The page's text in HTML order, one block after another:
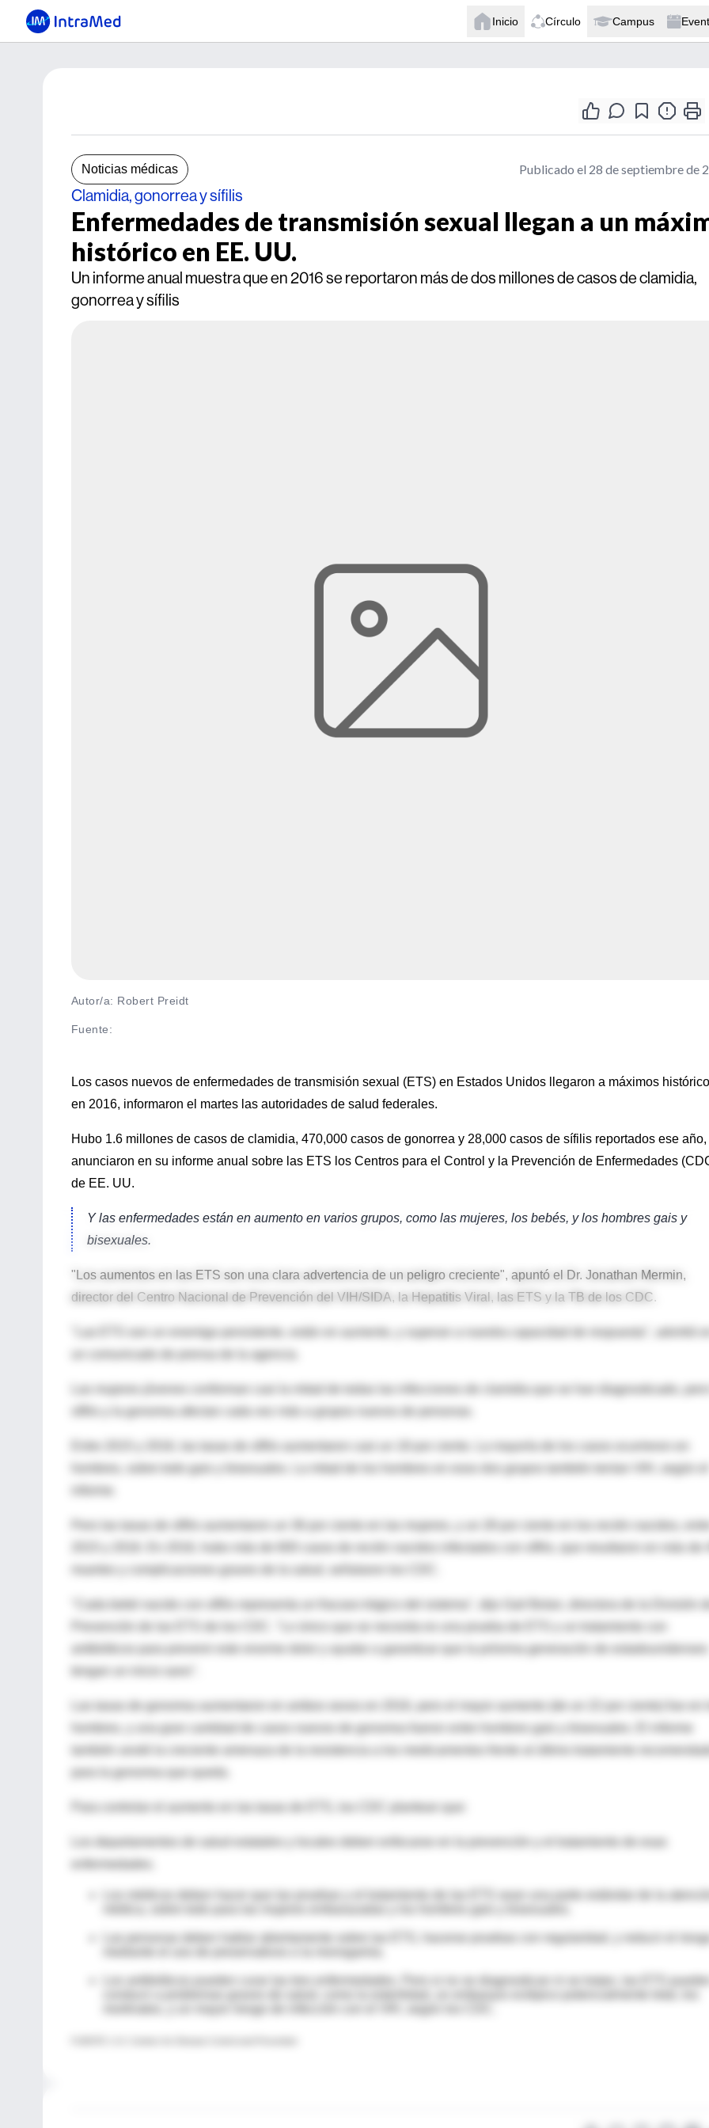
Inicio Círculo Campus
Noticias médicas Publicado el 28 de septiembre de
Clamidia, gonorrea y sífilis
Enfermedades de transmisión sexual llegan a un
histórico en EE. UU.
Un informe anual muestra que en 2016 se reportaron más de dos millones de casos de clamidia,
gonorrea y sífilis
Autor/a: Robert Preidt
Fuente:
Los casos nuevos de enfermedades de transmisión sexual (ETS) en Estados Unidos llegaron a máximos
en 2016, informaron el martes las autoridades de salud federales.
Hubo 1.6 millones de casos de clamidia, 470,000 casos de gonorrea y 28,000 casos de sífilis reportados ese año,
anunciaron en su informe anual sobre las ETS los Centros para el Control y la Prevención de Enfermedades
de EE. UU.
Y las enfermedades están en aumento en varios grupos, como las mujeres, los bebés, y los hombres gais y
bisexuales.
"Los aumentos en las ETS son una clara advertencia de un peligro creciente", apuntó el Dr. Jonathan Mermin,
director del Centro Nacional de Prevención del VIH/SIDA, la Hepatitis Viral, las ETS y la TB de los CDC.
"Las ETS son un enemigo persistente, están en aumento, y superan a nuestra capacidad de respuesta", advirtió en
un comunicado de prensa de la agencia.
Las mujeres jóvenes conforman casi la mitad de todas las infecciones de clamidia que se han diagnosticado, pero
sífilis y la gonorrea afectan cada vez más a grupos nuevos de personas.
Entre 2015 y 2016, las tasas de sífilis aumentaron casi un 18 por ciento. La mayoría de los casos ocurrieron en
hombres, sobre todo gais y bisexuales. La mitad de los hombres en esos dos grupos también tenían VIH, según el
"Cada bebé nacido con sífilis representa un fracaso trágico del sistema", dijo Gail Bolan, directora de la División de
antibióticos para prevenir este enorme dolor y ayudar a garantizar que la próxima generación de estadounidenses
tengan un inicio sano".
Las tasas de gonorrea aumentaron en ambos sexos en 2016, pero el mayor aumento (de un 22 por ciento) fue en
hombres, y una gran cantidad de casos nuevos de gonorrea fueron entre hombres gais y bisexuales. El informe
para la gonorrea que queda.
Los médicos deben hacer que las pruebas y el tratamiento de las ETS sean una parte estándar de la
Las personas deben hablar abiertamente sobre las ETS, hacerse pruebas con regularidad, y reducir el riesgo
Los antibióticos pueden curar las tres enfermedades. Pero si no se diagnostican ni se tratan, las ETS pueden